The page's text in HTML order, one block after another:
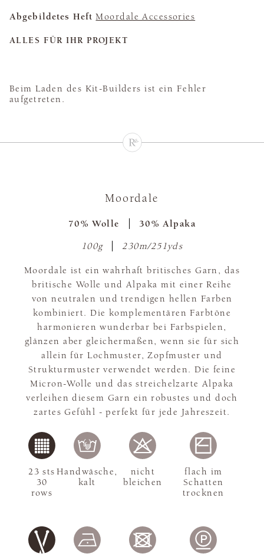
Abgebildetes Heft Moordale Accessories
ALLES FÜR IHR PROJEKT
Beim Laden des Kit-Builders ist ein Fehler
aufgetreten.
Moordale
70% Wolle 30% Alpaka
100g 230m/251yds
Moordale ist ein wahrhaft britisches Garn, das
britische Wolle und Alpaka mit einer Reihe
von neutralen und trendigen hellen Farben
kombiniert. Die komplementären Farbtöne
harmonieren wunderbar bei Farbspielen,
glänzen aber gleichermaßen, wenn sie für sich
allein für Lochmuster, Zopfmuster und
Strukturmuster verwendet werden. Die feine
Micron-Wolle und das streichelzarte Alpaka
verleihen diesem Garn ein robustes und doch
zartes Gefühl - perfekt für jede Jahreszeit.
23 sts
30
rows
Handwäsche,
kalt
nicht
bleichen
flach im
Schatten
trocknen